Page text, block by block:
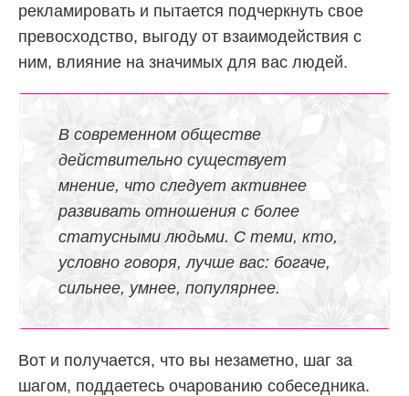
рекламировать и пытается подчеркнуть свое
превосходство, выгоду от взаимодействия с
ним, влияние на значимых для вас людей.
В современном обществе
действительно существует
мнение, что следует активнее
развивать отношения с более
статусными людьми. С теми, кто,
условно говоря, лучше вас: богаче,
сильнее, умнее, популярнее.
Вот и получается, что вы незаметно, шаг за
шагом, поддаетесь очарованию собеседника.